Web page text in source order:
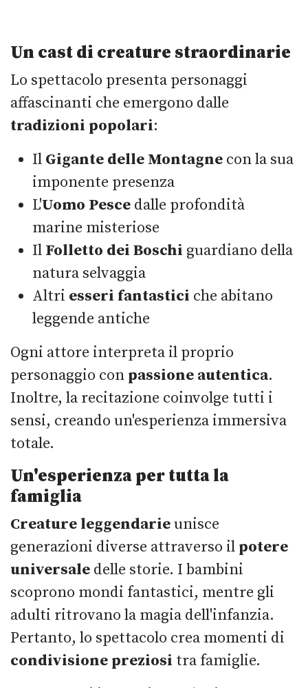
Un cast di creature straordinarie
Lo spettacolo presenta personaggi
affascinanti che emergono dalle
tradizioni popolari:
Il Gigante delle Montagne con la sua
imponente presenza
L'Uomo Pesce dalle profondità
marine misteriose
Il Folletto dei Boschi guardiano della
natura selvaggia
Altri esseri fantastici che abitano
leggende antiche
Ogni attore interpreta il proprio
personaggio con passione autentica.
Inoltre, la recitazione coinvolge tutti i
sensi, creando un'esperienza immersiva
totale.
Un'esperienza per tutta la
famiglia
Creature leggendarieunisce
generazioni diverse attraverso il potere
universale delle storie. I bambini
scoprono mondi fantastici, mentre gli
adulti ritrovano la magia dell'infanzia.
Pertanto, lo spettacolo crea momenti di
condivisione preziosi tra famiglie.